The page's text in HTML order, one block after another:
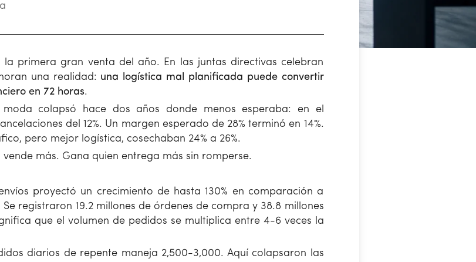
primera gran venta del año. En las juntas directivas celebran
una realidad: una logística mal planificada puede convertir
en 72 horas.
colapsó hace dos años donde menos esperaba: en el
del 12%. Un margen esperado de 28% terminó en 14%.
pero mejor logística, cosechaban 24% a 26%.
más. Gana quien entrega más sin romperse.
proyectó un crecimiento de hasta 130% en comparación a
registraron 19.2 millones de órdenes de compra y 38.8 millones
que el volumen de pedidos se multiplica entre 4-6 veces la
diarios de repente maneja 2,500-3,000. Aquí colapsaron las